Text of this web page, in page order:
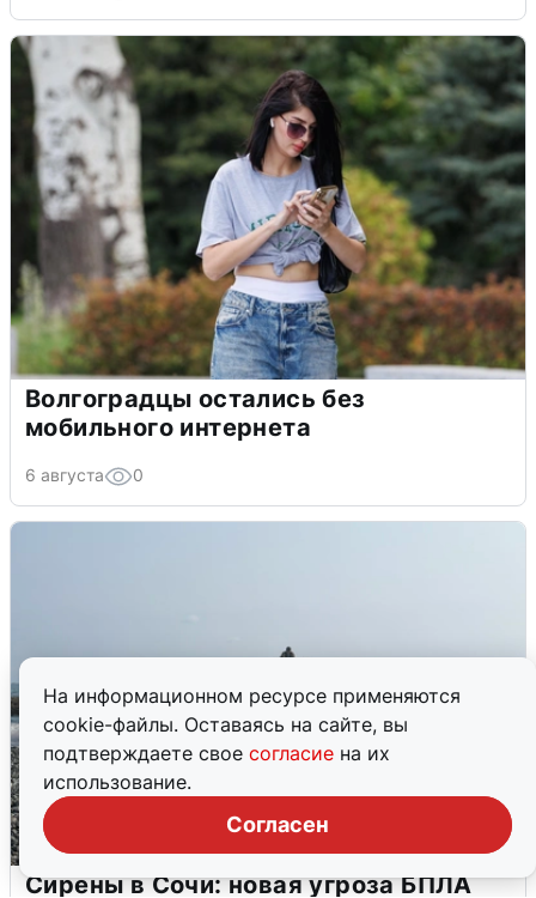
На информационном ресурсе применяются
cookie-файлы. Оставаясь на сайте, вы
подтверждаете свое согласие на их
использование.
Согласен
Волгоградцы остались без
мобильного интернета
6 августа 0
Сирены в Сочи: новая угроза БПЛА